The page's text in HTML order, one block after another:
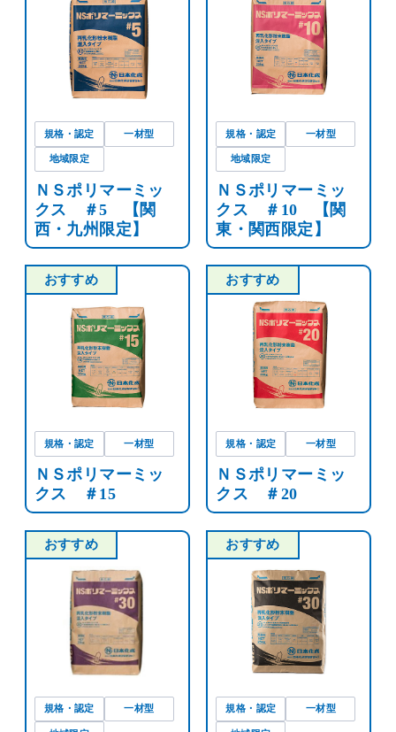
規格・認定 一材型
地域限定
ＮＳポリマーミッ
クス ＃5 【関
西・九州限定】
規格・認定 一材型
地域限定
ＮＳポリマーミッ
クス ＃10 【関
東・関西限定】
おすすめ
規格・認定 一材型
ＮＳポリマーミッ
クス ＃15
おすすめ
規格・認定 一材型
ＮＳポリマーミッ
クス ＃20
おすすめ
規格・認定 一材型
おすすめ
規格・認定 一材型